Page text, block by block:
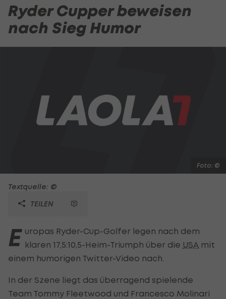
Ryder Cupper beweisen
nach Sieg Humor
Foto: ©
Textquelle: ©
TEILEN
E uropas Ryder-Cup-Golfer legen nach dem
klaren 17,5:10,5-Heim-Triumph über die USA mit
einem humorigen Twitter-Video nach.
In der Szene liegt das überragend spielende
Team Tommy Fleetwood und Francesco Molinari